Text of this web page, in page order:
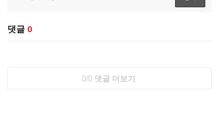
댓글 0
0/0 댓글 더보기